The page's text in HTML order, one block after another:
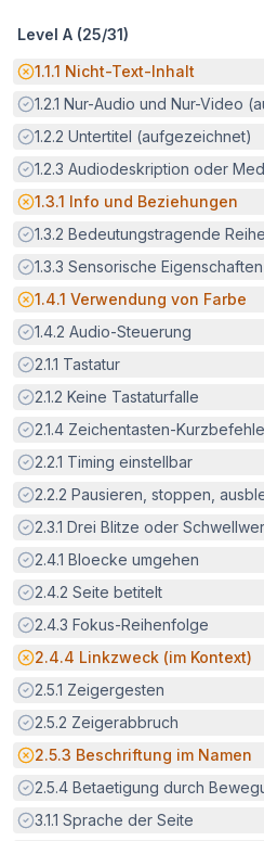
Level A (25/31)
Potenzielle Barriere:
1.1.1 Nicht-Text-Inhalt
Erfüllt:
1.2.1 Nur-Audio und Nur-Video
Erfüllt:
1.2.2 Untertitel (aufgezeichnet)
Erfüllt:
1.2.3 Audiodeskription oder
Potenzielle Barriere:
1.3.1 Info und Beziehungen
Erfüllt:
1.3.2 Bedeutungstragende
Erfüllt:
1.3.3 Sensorische Eigenschaften
Potenzielle Barriere:
1.4.1 Verwendung von Farbe
Erfüllt:
1.4.2 Audio-Steuerung
Erfüllt:
2.1.1 Tastatur
Erfüllt:
2.1.2 Keine Tastaturfalle
Erfüllt:
2.1.4 Zeichentasten-Kurzbefehle
Erfüllt:
2.2.1 Timing einstellbar
Erfüllt:
2.2.2 Pausieren, stoppen,
Erfüllt:
2.3.1 Drei Blitze oder
Erfüllt:
2.4.1 Bloecke umgehen
Erfüllt:
2.4.2 Seite betitelt
Erfüllt:
2.4.3 Fokus-Reihenfolge
Potenzielle Barriere:
2.4.4 Linkzweck (im Kontext)
Erfüllt:
2.5.1 Zeigergesten
Erfüllt:
2.5.2 Zeigerabbruch
Potenzielle Barriere:
2.5.3 Beschriftung im Namen
Erfüllt:
2.5.4 Betaetigung durch
Erfüllt:
3.1.1 Sprache der Seite